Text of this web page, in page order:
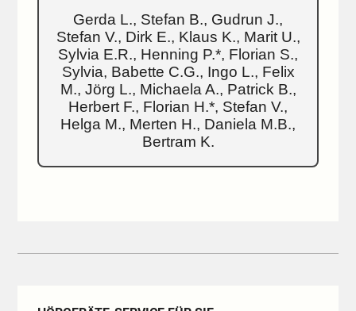
Gerda L., Stefan B., Gudrun J.,
Stefan V., Dirk E., Klaus K., Marit U.,
Sylvia E.R., Henning P.*, Florian S.,
Sylvia, Babette C.G., Ingo L., Felix
M., Jörg L., Michaela A., Patrick B.,
Herbert F., Florian H.*, Stefan V.,
Helga M., Merten H., Daniela M.B.,
Bertram K.